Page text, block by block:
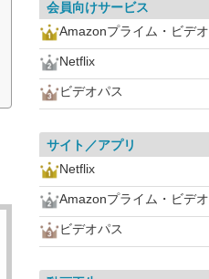
会員向けサービス
Amazonプライム・ビデオ
Netflix
ビデオパス
サイト／アプリ
Netflix
Amazonプライム・ビデオ
ビデオパス